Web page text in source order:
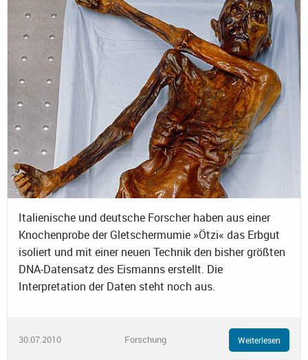
Italienische und deutsche Forscher haben aus einer
Knochenprobe der Gletschermumie »Ötzi« das Erbgut
isoliert und mit einer neuen Technik den bisher größten
DNA-Datensatz des Eismanns erstellt. Die
Interpretation der Daten steht noch aus.
30.07.2010 Forschung Weiterlesen